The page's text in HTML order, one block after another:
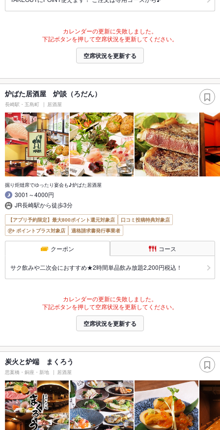
カレンダーの更新に失敗しました。
下記ボタンを押して空席状況を更新してください。
空席状況を更新する
炉ばた居酒屋 炉談（ろだん）
長崎駅・五島町 居酒屋
掘り炬燵席でゆったり宴会も♪炉ばた居酒屋
3001～4000円
JR長崎駅から徒歩3分
【アプリ予約限定】最大800ポイント還元対象店
口コミ投稿特典対象店
ポイントプラス対象店
適格請求書発行事業者
クーポン コース
サク飲みや二次会におすすめ★2時間単品飲み放題2,200円税込！
カレンダーの更新に失敗しました。
下記ボタンを押して空席状況を更新してください。
空席状況を更新する
炭火と炉端 まくろう
思案橋・銅座・新地 居酒屋